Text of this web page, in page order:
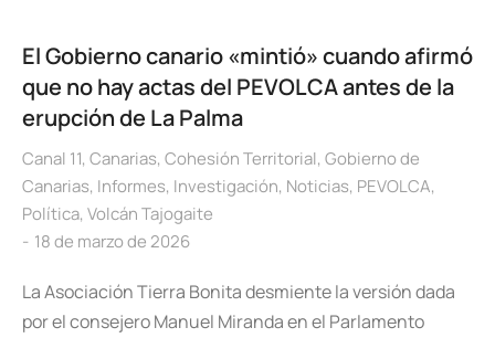
El Gobierno canario «mintió» cuando afirmó
que no hay actas del PEVOLCA antes de la
erupción de La Palma
Canal 11, Canarias, Cohesión Territorial, Gobierno de
Canarias, Informes, Investigación, Noticias, PEVOLCA,
Política, Volcán Tajogaite
18 de marzo de 2026
La Asociación Tierra Bonita desmiente la versión dada
por el consejero Manuel Miranda en el Parlamento